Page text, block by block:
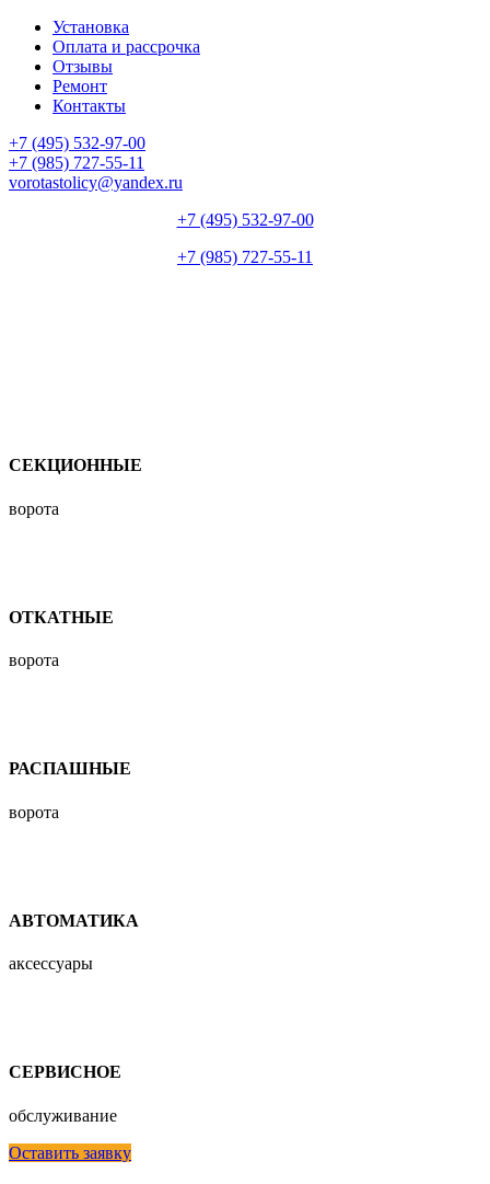
Установка
Оплата и рассрочка
Отзывы
Ремонт
Контакты
+7 (495) 532-97-00
+7 (985) 727-55-11
vorotastolicy@yandex.ru
+7 (495) 532-97-00
+7 (985) 727-55-11
СЕКЦИОННЫЕ
ворота
ОТКАТНЫЕ
ворота
РАСПАШНЫЕ
ворота
АВТОМАТИКА
аксессуары
СЕРВИСНОЕ
обслуживание
Оставить заявку